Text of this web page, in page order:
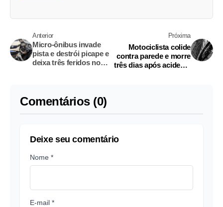
Anterior
Micro-ônibus invade
pista e destrói picape e
deixa três feridos no
Próxima
Motociclista colide
contra parede e morre
três dias após acidente
Comentários (0)
Deixe seu comentário
Nome *
E-mail *